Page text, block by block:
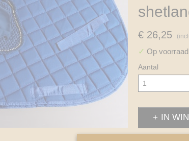
€ 26,25
✓ Op voorraad
Aantal
IN